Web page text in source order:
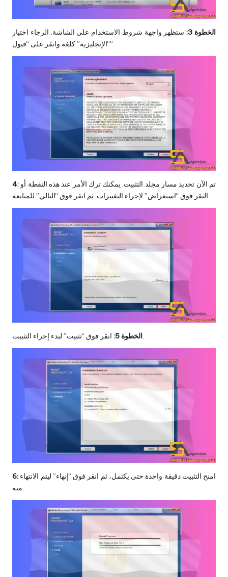
الخطوة 3:
ستظهر واجهة شروط الاستخدام على الشاشة. الرجاء اختيار
“الإنجليزية” كلغة وانقر على “قبول”.
4:
النقر فوق “استعراض” لإجراء التغييرات. ثم انقر فوق “التالي” للمتابعة.
الخطوة 5:انقر فوق “تثبيت” لبدء إجراء التثبيت.
6:
منه.